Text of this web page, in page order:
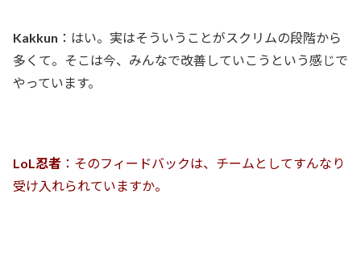
Kakkun ：はい。実はそういうことがスクリムの段階から
多くて。そこは今、みんなで改善していこうという感じで
やっています。
LoL忍者 ：そのフィードバックは、チームとしてすんなり
受け入れられていますか。